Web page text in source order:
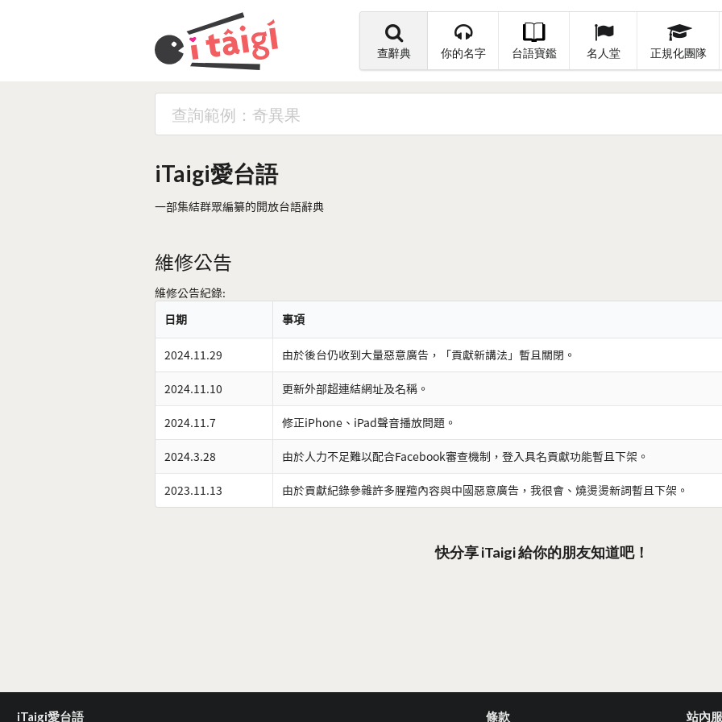
查辭典 你的名字 台語寶鑑 名人堂 正規化團隊
iTaigi愛台語
一部集結群眾編纂的開放台語辭典
維修公告
維修公告紀錄:
日期
事項
2024.11.29 由於後台仍收到大量惡意廣告，「貢獻新講法」暫且關閉。
2024.11.10 更新外部超連結網址及名稱。
2024.11.7 修正iPhone、iPad聲音播放問題。
2024.3.28 由於人力不足難以配合Facebook審查機制，登入具名貢獻功能暫且下架。
2023.11.13 由於貢獻紀錄參雜許多腥羶內容與中國惡意廣告，我很會、燒燙燙新詞暫且下架。
快分享 iTaigi 給你的朋友知道吧！
iTaigi愛台語 條款 站內